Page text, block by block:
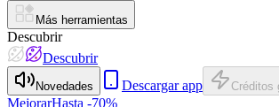
Más herramientas
Descubrir
Descubrir
Novedades Descargar app Créditos
MejorarHasta -70%